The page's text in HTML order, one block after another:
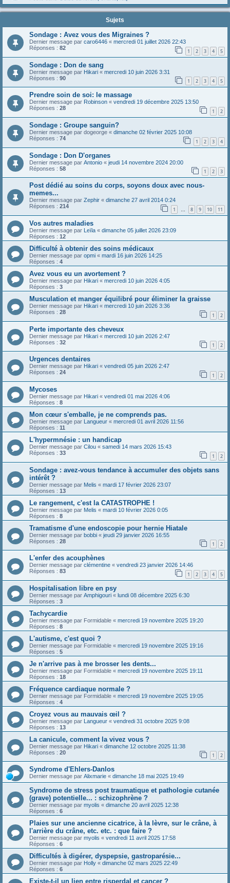
Sujets
Sondage : Avez vous des Migraines ?
Dernier message par caro6446 « mercredi 01 juillet 2026 22:43
Réponses : 82 1 2 3 4 5
Sondage : Don de sang
Dernier message par Hikari « mercredi 10 juin 2026 3:31
Réponses : 90 1 2 3 4 5
Prendre soin de soi: le massage
Dernier message par Robinson « vendredi 19 décembre 2025 13:50
Réponses : 28 1 2
Sondage : Groupe sanguin?
Dernier message par dogeorge « dimanche 02 février 2025 10:08
Réponses : 74 1 2 3 4
Sondage : Don D'organes
Dernier message par Antonio « jeudi 14 novembre 2024 20:00
Réponses : 58 1 2 3
Post dédié au soins du corps, soyons doux avec nous-
memes...
Dernier message par Zephir « dimanche 27 avril 2014 0:24
Réponses : 214 1 … 8 9 10 11
Vos autres maladies
Dernier message par Leïla « dimanche 05 juillet 2026 23:09
Réponses : 12
Difficulté à obtenir des soins médicaux
Dernier message par opmi « mardi 16 juin 2026 14:25
Réponses : 4
Avez vous eu un avortement ?
Dernier message par Hikari « mercredi 10 juin 2026 4:05
Réponses : 3
Musculation et manger équilibré pour éliminer la graisse
Dernier message par Hikari « mercredi 10 juin 2026 3:36
Réponses : 28 1 2
Perte importante des cheveux
Dernier message par Hikari « mercredi 10 juin 2026 2:47
Réponses : 32 1 2
Urgences dentaires
Dernier message par Hikari « vendredi 05 juin 2026 2:47
Réponses : 24 1 2
Mycoses
Dernier message par Hikari « vendredi 01 mai 2026 4:06
Réponses : 8
Mon cœur s'emballe, je ne comprends pas.
Dernier message par Langueur « mercredi 01 avril 2026 11:56
Réponses : 11
L'hypermnésie : un handicap
Dernier message par Cilou « samedi 14 mars 2026 15:43
Réponses : 33 1 2
Sondage : avez-vous tendance à accumuler des objets sans
intérêt ?
Dernier message par Melis « mardi 17 février 2026 23:07
Réponses : 13
Le rangement, c'est la CATASTROPHE !
Dernier message par Melis « mardi 10 février 2026 0:05
Réponses : 8
Tramatisme d'une endoscopie pour hernie Hiatale
Dernier message par bobbi « jeudi 29 janvier 2026 16:55
Réponses : 28 1 2
L'enfer des acouphènes
Dernier message par clémentine « vendredi 23 janvier 2026 14:46
Réponses : 83 1 2 3 4 5
Hospitalisation libre en psy
Dernier message par Amphigouri « lundi 08 décembre 2025 6:30
Réponses : 3
Tachycardie
Dernier message par Formidable « mercredi 19 novembre 2025 19:20
Réponses : 8
L'autisme, c'est quoi ?
Dernier message par Formidable « mercredi 19 novembre 2025 19:16
Réponses : 5
Je n'arrive pas à me brosser les dents...
Dernier message par Formidable « mercredi 19 novembre 2025 19:11
Réponses : 18
Fréquence cardiaque normale ?
Dernier message par Formidable « mercredi 19 novembre 2025 19:05
Réponses : 4
Croyez vous au mauvais œil ?
Dernier message par Langueur « vendredi 31 octobre 2025 9:08
Réponses : 13
La canicule, comment la vivez vous ?
Dernier message par Hikari « dimanche 12 octobre 2025 11:38
Réponses : 20 1 2
Syndrome d'Ehlers-Danlos
Dernier message par Alixmarie « dimanche 18 mai 2025 19:49
Syndrome de stress post traumatique et pathologie cutanée
(grave) potentielle... : schizophrène ?
Dernier message par myolis « dimanche 20 avril 2025 12:38
Réponses : 6
Plaies sur une ancienne cicatrice, à la lèvre, sur le crâne, à
l'arrière du crâne, etc. etc. : que faire ?
Dernier message par myolis « vendredi 11 avril 2025 17:58
Réponses : 6
Difficultés à digérer, dyspepsie, gastroparésie...
Dernier message par Holly « dimanche 02 mars 2025 22:49
Réponses : 6
Existe-t-il un lien entre risperdal et cancer ?